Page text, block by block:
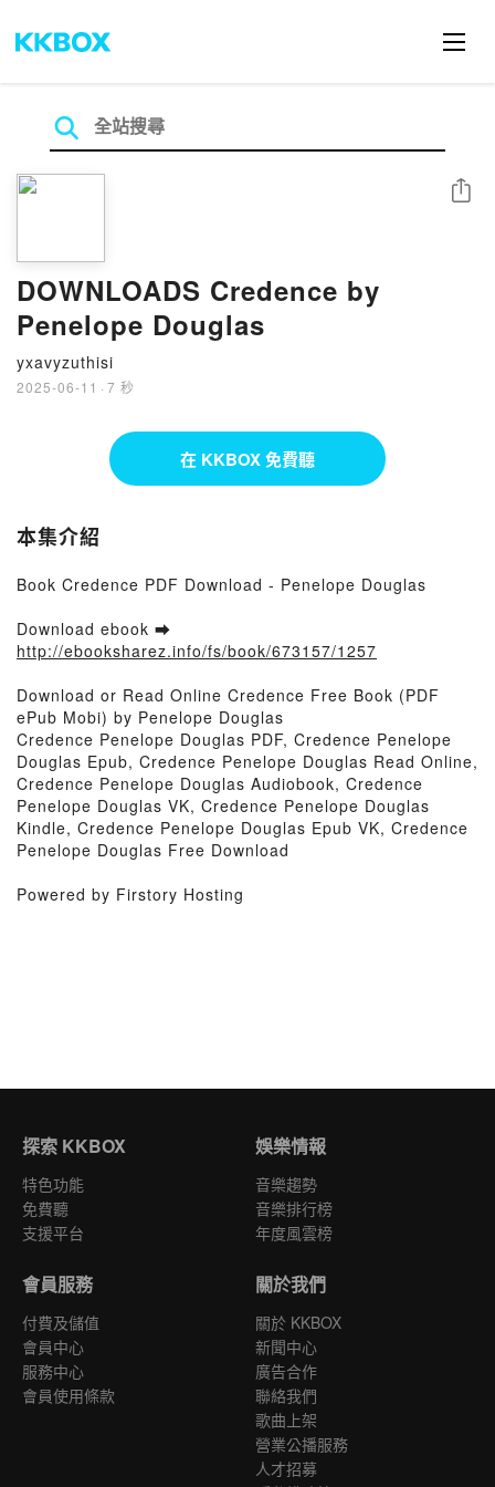
DOWNLOADS Credence by
Penelope Douglas
yxavyzuthisi
2025-06-11 · 7 秒
分享
在 KKBOX 免費聽
本集介紹
Book Credence PDF Download - Penelope Douglas
Download ebook ➡
http://ebooksharez.info/fs/book/673157/1257
Download or Read Online Credence Free Book (PDF
ePub Mobi) by Penelope Douglas
Credence Penelope Douglas PDF, Credence Penelope
Douglas Epub, Credence Penelope Douglas Read Online,
Credence Penelope Douglas Audiobook, Credence
Penelope Douglas VK, Credence Penelope Douglas
Kindle, Credence Penelope Douglas Epub VK, Credence
Penelope Douglas Free Download
Powered by Firstory Hosting
探索 KKBOX
特色功能
免費聽
支援平台
娛樂情報
音樂趨勢
音樂排行榜
年度風雲榜
會員服務
付費及儲值
會員中心
服務中心
會員使用條款
關於我們
關於 KKBOX
新聞中心
廣告合作
聯絡我們
歌曲上架
營業公播服務
人才招募